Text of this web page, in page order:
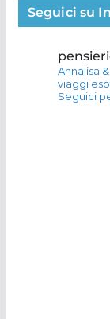
Seguici su
Annalisa
viaggi
Seguici